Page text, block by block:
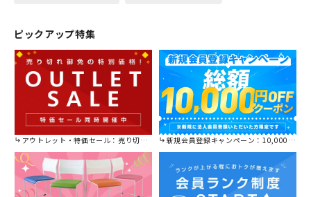
ピックアップ特集
アウトレット・特価セール：売り切れ御免の特別価格！ 新規会員登録キャンペーン：10,000円OFFクーポン進呈中！